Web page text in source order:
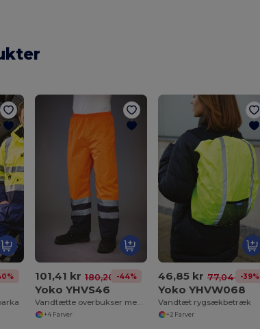
kr 101,41 kr 180,20 kr-44%
Yoko YHVS46
Vandtætte overbukser med høj synlighed
+4 Farver
46,85 kr 77,04 kr-39%
Yoko YHVW068
Vandtæt rygsækbetræk
+2 Farver